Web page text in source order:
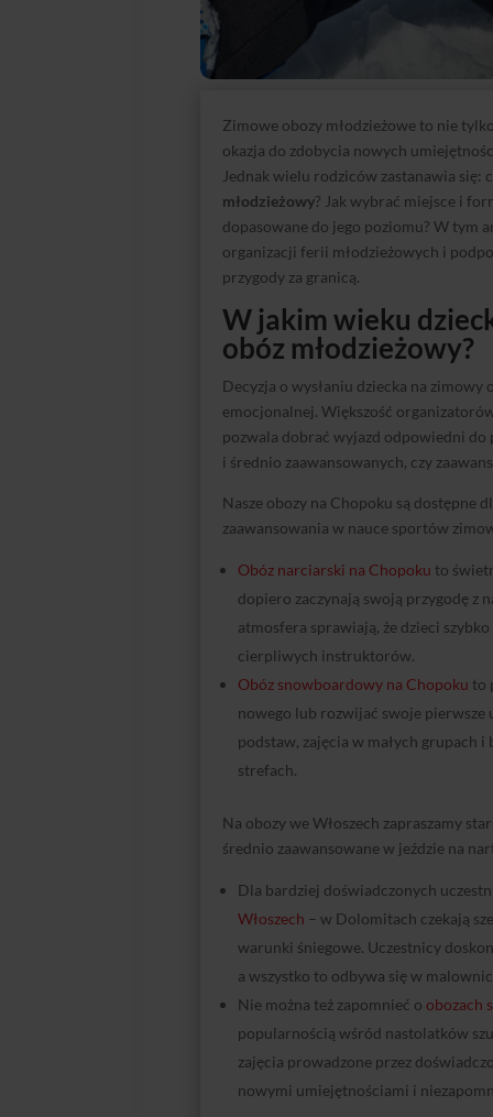
Zimowe obozy młodzieżowe to nie
okazja do zdobycia nowych
Jednak wielu rodziców zastanawia się:
młodzieżowy? Jak wybrać miejsce i
dopasowane do jego poziomu? W tym
organizacji ferii młodzieżowych i
przygody za granicą.
W jakim wieku
obóz młodzieżowy?
Decyzja o wysłaniu dziecka na zimowy
emocjonalnej. Większość
pozwala dobrać wyjazd odpowiedni
i średnio zaawansowanych, czy
Nasze obozy na Chopoku są dostępne
zaawansowania w nauce sportów
Obóz narciarski na Chopoku to
dopiero zaczynają swoją przygodę z
atmosfera sprawiają, że dzieci
cierpliwych instruktorów.
Obóz snowboardowy na Chopoku to
nowego lub rozwijać swoje pierwsze
podstaw, zajęcia w małych grupach
strefach.
Na obozy we Włoszech zapraszamy
średnio zaawansowane w jeździe na
Dla bardziej doświadczonych
Włoszech – w Dolomitach czekają
warunki śniegowe. Uczestnicy
a wszystko to odbywa się w
Nie można też zapomnieć o obozach
popularnością wśród nastolatków
zajęcia prowadzone przez
nowymi umiejętnościami i